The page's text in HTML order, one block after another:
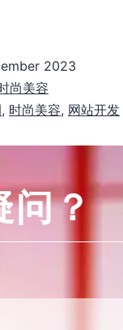
2023
尚美容
, 时尚美容, 网站开发
问？